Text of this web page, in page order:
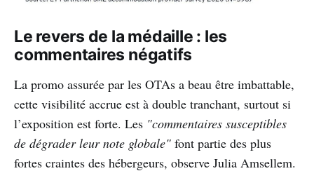
Le revers de la médaille : les
commentaires négatifs
La promo assurée par les OTAs a beau être imbattable,
cette visibilité accrue est à double tranchant, surtout si
l’exposition est forte. Les "commentaires susceptibles
de dégrader leur note globale" font partie des plus
fortes craintes des hébergeurs, observe Julia Amsellem.